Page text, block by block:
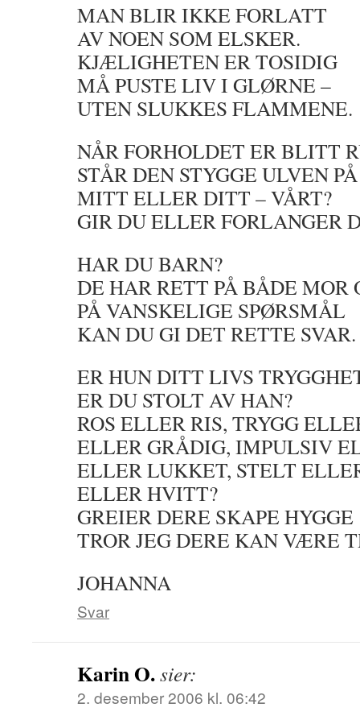
MAN BLIR IKKE FORLATT
AV NOEN SOM ELSKER.
KJÆLIGHETEN ER TOSIDIG
MÅ PUSTE LIV I GLØRNE –
UTEN SLUKKES FLAMMENE.
NÅR FORHOLDET ER BLITT
STÅR DEN STYGGE ULVEN
MITT ELLER DITT – VÅRT?
GIR DU ELLER FORLANGER
HAR DU BARN?
DE HAR RETT PÅ BÅDE MOR
PÅ VANSKELIGE SPØRSMÅL
KAN DU GI DET RETTE SVAR.
ER HUN DITT LIVS
ER DU STOLT AV HAN?
ROS ELLER RIS, TRYGG
ELLER GRÅDIG, IMPULSIV
ELLER LUKKET, STELT
ELLER HVITT?
GREIER DERE SKAPE HYGGE
TROR JEG DERE KAN VÆRE
JOHANNA
Svar
Karin O.sier:
2. desember 2006 kl. 06:42